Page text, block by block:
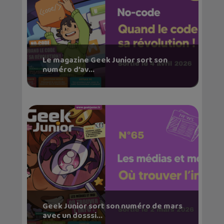
Le magazine Geek Junior sort son
numéro d’av...
Geek Junior sort son numéro de mars
avec un dosssi...